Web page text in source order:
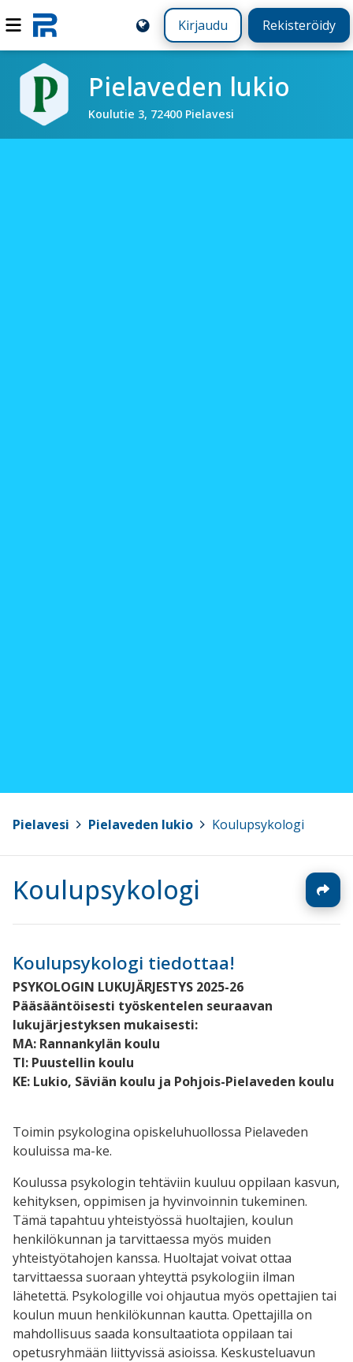
Kirjaudu Rekisteröidy
Pielaveden lukio
Koulutie 3, 72400 Pielavesi
Pielavesi Pielaveden lukio Koulupsykologi
Koulupsykologi
Koulupsykologi tiedottaa!
PSYKOLOGIN LUKUJÄRJESTYS 2025-26
Pääsääntöisesti työskentelen seuraavan
lukujärjestyksen mukaisesti:
MA: Rannankylän koulu
TI: Puustellin koulu
KE: Lukio, Säviän koulu ja Pohjois-Pielaveden koulu
Toimin psykologina opiskeluhuollossa Pielaveden
kouluissa ma-ke.
Koulussa psykologin tehtäviin kuuluu oppilaan kasvun,
kehityksen, oppimisen ja hyvinvoinnin tukeminen.
Tämä tapahtuu yhteistyössä huoltajien, koulun
henkilökunnan ja tarvittaessa myös muiden
yhteistyötahojen kanssa. Huoltajat voivat ottaa
tarvittaessa suoraan yhteyttä psykologiin ilman
lähetettä. Psykologille voi ohjautua myös opettajien tai
koulun muun henkilökunnan kautta. Opettajilla on
mahdollisuus saada konsultaatiota oppilaan tai
opetusryhmään liittyvissä asioissa. Keskusteluavun